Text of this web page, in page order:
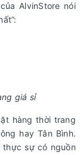
AlvinStore nói
giá sỉ
hàng thời trang
hay Tân Bình.
thực sự có nguồn